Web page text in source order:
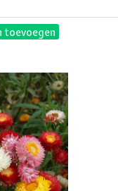
toevoegen